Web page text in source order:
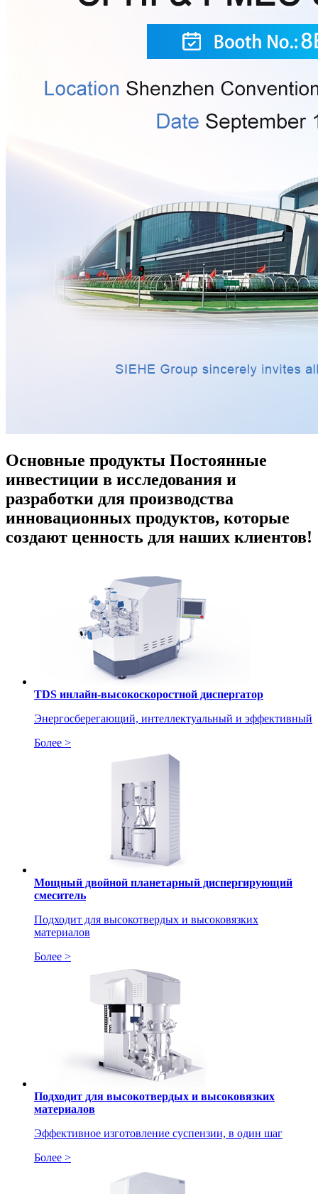
Основные продукты Постоянные
инвестиции в исследования и
разработки для производства
инновационных продуктов, которые
создают ценность для наших клиентов!
TDS инлайн-высокоскоростной диспергатор
Энергосберегающий, интеллектуальный и эффективный
Более >
Мощный двойной планетарный диспергирующий
смеситель
Подходит для высокотвердых и высоковязких
материалов
Более >
Подходит для высокотвердых и высоковязких
материалов
Эффективное изготовление суспензии, в один шаг
Более >